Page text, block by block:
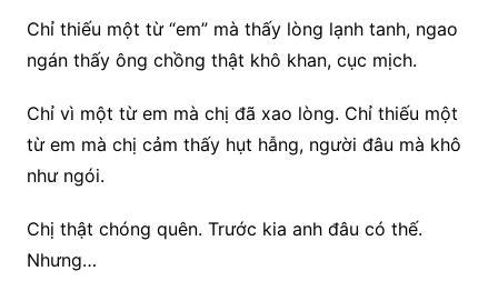
Chỉ thiếu một từ “em” mà thấy lòng lạnh tanh, ngao
ngán thấy ông chồng thật khô khan, cục mịch.
Chỉ vì một từ em mà chị đã xao lòng. Chỉ thiếu một
từ em mà chị cảm thấy hụt hẫng, người đâu mà khô
như ngói.
Chị thật chóng quên. Trước kia anh đâu có thế.
Nhưng…